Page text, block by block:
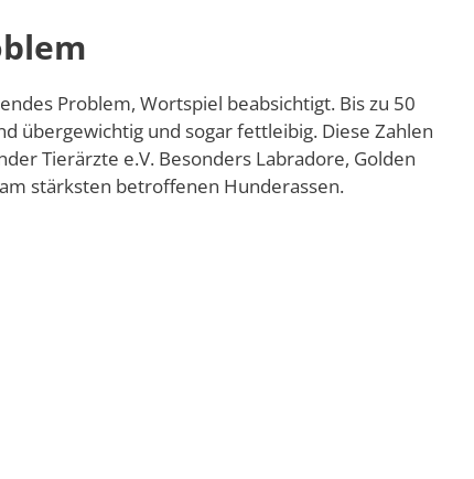
Problem, Wortspiel beabsichtigt. Bis zu 50
übergewichtig und sogar fettleibig. Diese Zahlen
Tierärzte e.V. Besonders Labradore, Golden
stärksten betroffenen Hunderassen.